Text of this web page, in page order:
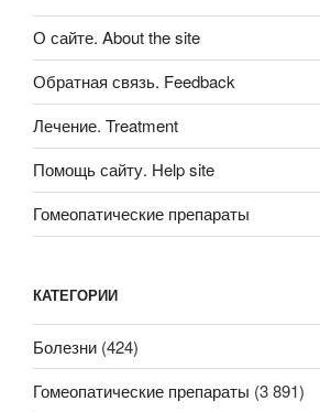
О сайте. About the site
Обратная связь. Feedback
Лечение. Treatment
Помощь сайту. Help site
Гомеопатические препараты
КАТЕГОРИИ
Болезни (424)
Гомеопатические препараты (3 891)